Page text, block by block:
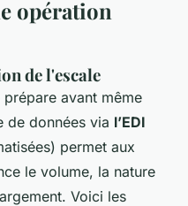
opération
de l'escale
avant même
de données via l’EDI
permet aux
le volume, la nature
Voici les